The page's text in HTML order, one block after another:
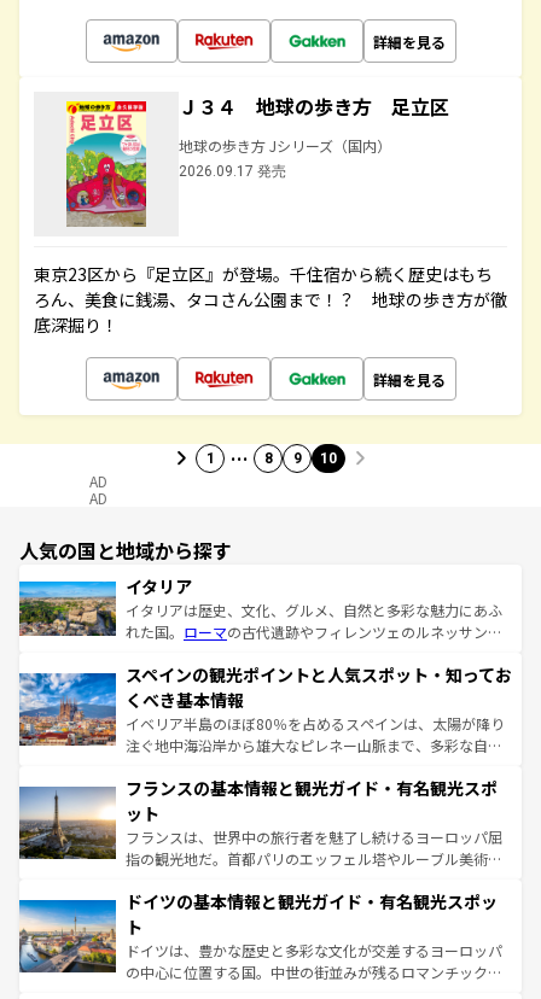
詳細を見る
Ｊ３４ 地球の歩き方 足立区
地球の歩き方 Jシリーズ（国内）
2026.09.17 発売
東京23区から『足立区』が登場。千住宿から続く歴史はもち
ろん、美食に銭湯、タコさん公園まで！？ 地球の歩き方が徹
底深掘り！
詳細を見る
1 … 8 9 10
AD
AD
人気の国と地域から探す
イタリア
イタリアは歴史、文化、グルメ、自然と多彩な魅力にあふ
れた国。 ローマの古代遺跡やフィレンツェのルネッサンス
ろん、トスカーナの美しい田園風景やアマルフィ海岸の絶
景など、自然景観も見逃せない。観光の合間には、本場の
ピザやパスタなど、絶品のイタリア料理を堪能することも
できる。朝目覚めてから夜眠るまで、すべての瞬間を楽し
なお、新着のイタリア情報はコンテンツ一覧を参照してほ
しい。
スペインの観光ポイントと人気スポット・知ってお
くべき基本情報
イベリア半島のほぼ80％を占めるスペインは、太陽が降り
注ぐ地中海沿岸から雄大なピレネー山脈まで、多彩な自然
文化が根付くこの国では、情熱的なフラメンコ、熱気あふ
れる闘牛、そして美味しいタパスが生活の一部となってい
る。首都マドリードの洗練された雰囲気や、バルセロナの
アートに溢れた街角から、地方では古代ローマ遺跡や中世
せる。地方によって風土や気候が異なるスペインはその個
ンテンツ一覧 を参照してほしい。
フランスの基本情報と観光ガイド・有名観光スポ
ット
フランスは、世界中の旅行者を魅了し続けるヨーロッパ屈
指の観光地だ。首都パリのエッフェル塔やルーブル美術館
で、幅広い魅力が詰まっている。華麗な宮殿、歴史的な大
聖堂、美しいビーチ、そして豊かな自然が、訪れる者を心
から魅了する。また、フランスは美食の国としても知ら
れ、フランス料理はユネスコ無形文化遺産にも登録されて
ドイツの基本情報と観光ガイド・有名観光スポッ
ト
ドイツは、豊かな歴史と多彩な文化が交差するヨーロッパ
の中心に位置する国。中世の街並みが残るロマンチック街